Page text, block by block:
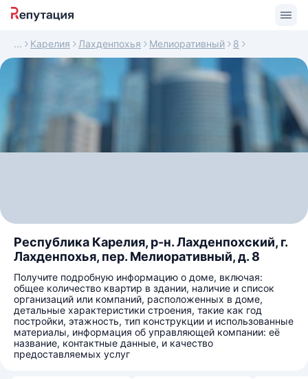
Карелия Лахденпохья Мелиоративный 8
Республика Карелия, р-н. Лахденпохский, г.
Лахденпохья, пер. Мелиоративный, д. 8
Получите подробную информацию о доме, включая:
общее количество квартир в здании, наличие и список
организаций или компаний, расположенных в доме,
детальные характеристики строения, такие как год
постройки, этажность, тип конструкции и использованные
материалы, информация об управляющей компании: её
название, контактные данные, и качество
предоставляемых услуг